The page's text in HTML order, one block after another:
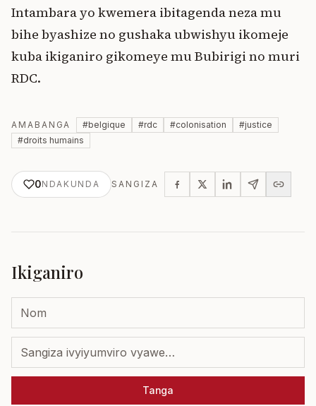
Intambara yo kwemera ibitagenda neza mu
bihe byashize no gushaka ubwishyu ikomeje
kuba ikiganiro gikomeye mu Bubirigi no muri
RDC.
AMABANGA #belgique #rdc #colonisation #justice
#droits humains
0NDAKUNDA SANGIZA
Ikiganiro
Tanga